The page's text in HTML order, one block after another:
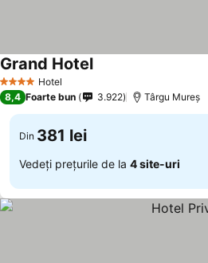
4 Stele Hotel
Grand Hotel
8,4 Foarte bun 3.922 Târgu Mureș
Din 381 lei
Vedeți prețurile de la 4 site-uri